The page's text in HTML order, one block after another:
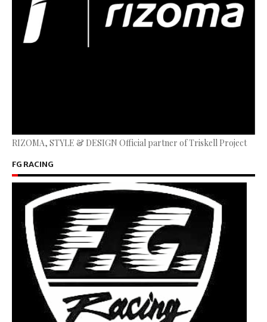
RIZOMA, STYLE & DESIGN Official partner of Triskell Project
FG RACING